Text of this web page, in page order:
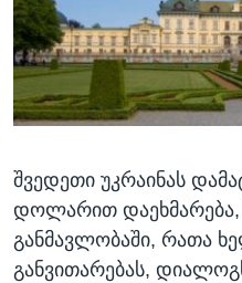
ᲡᲢᲣᲓᲘᲐ ᲕᲐᲨᲘᲜᲒᲢᲝᲜᲘ
ᲔᲙᲝᲜᲝᲛᲘᲙᲐ
ᲯᲐᲜᲛᲠᲗᲔᲚᲝᲑᲐ
ᲛᲔᲪᲜᲘᲔᲠᲔᲑᲐ
ᲙᲣᲚᲢᲣᲠᲐ
ᲒᲐᲚᲘᲚᲔᲝ
ᲓᲔᲖᲘᲜᲤᲝᲠᲛᲐᲪᲘᲐ
Learning English
ᲗᲕᲐᲚᲘ ᲒᲕᲐᲓᲔᲕᲜᲔᲗ
ენები
შვედეთი უკრაინას
დოლარით დაეხმარება,
განმავლობაში, რათა
განვითარებას,